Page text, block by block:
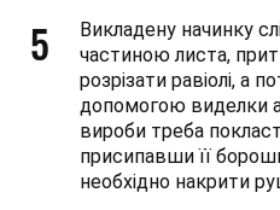
5
Викладену начинку
частиною листа,
розрізати равіолі, а
допомогою виделки
вироби треба
присипавши її
необхідно накрити